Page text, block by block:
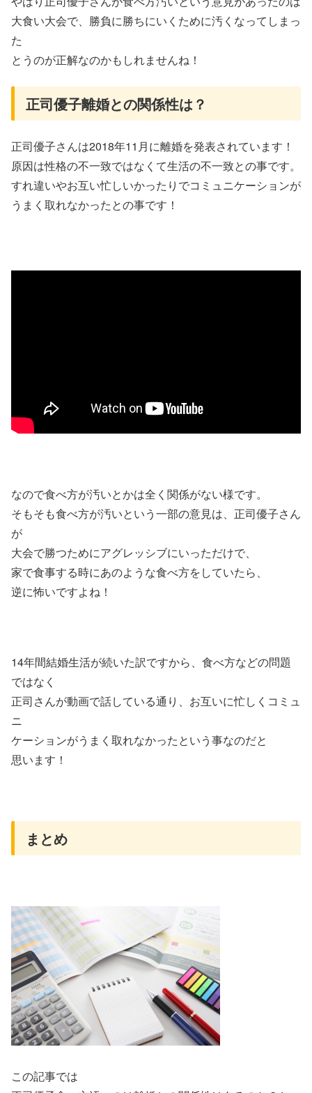
大食い大会で、勝負に勝ちにいくために汚くなってしまっ
た
とうのが正解なのかもしれませんね！
正司優子離婚との関係性は？
正司優子さんは2018年11月に離婚を発表されています！
原因は性格の不一致ではなくて生活の不一致との事です。
すれ違いやお互い忙しいかったりでコミュニケーションが
うまく取れなかったとの事です！
なので食べ方が汚いとかは全く関係がない様です。
そもそも食べ方が汚いという一部の意見は、正司優子さん
が
大会で勝つためにアグレッシブにいっただけで、
家で食事する時にあのような食べ方をしていたら、
逆に怖いですよね！
14年間結婚生活が続いた訳ですから、食べ方などの問題
ではなく
正司さんが動画で話している通り、お互いに忙しくコミュ
ニ
ケーションがうまく取れなかったという事なのだと
思います！
まとめ
この記事では